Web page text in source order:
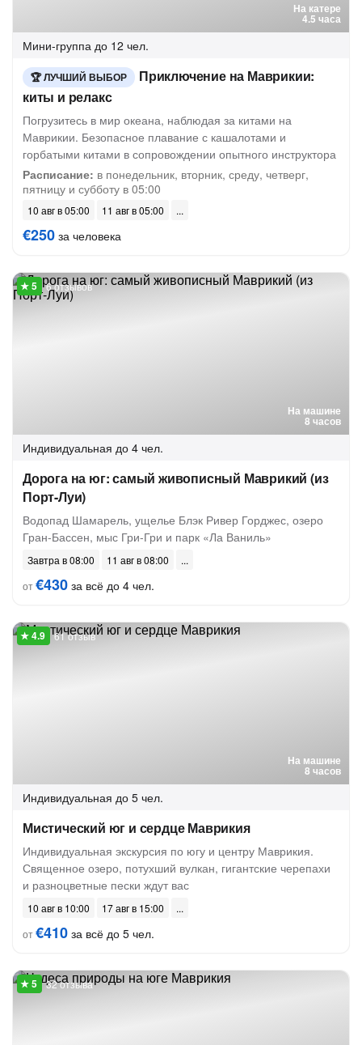
На катере
4.5 часа
Мини-группа до 12 чел.
ЛУЧШИЙ ВЫБОР
Приключение на Маврикии:
киты и релакс
Погрузитесь в мир океана, наблюдая за китами на
Маврикии. Безопасное плавание с кашалотами и
горбатыми китами в сопровождении опытного инструктора
Расписание: в понедельник, вторник, среду, четверг,
пятницу и субботу в 05:00
10 авг в 05:00 11 авг в 05:00
€250 за человека
На машине
8 часов
6 отзывов
Индивидуальная до 4 чел.
Дорога на юг: самый живописный Маврикий (из
Порт-Луи)
Водопад Шамарель, ущелье Блэк Ривер Горджес, озеро
Гран-Бассен, мыс Гри-Гри и парк «Ла Ваниль»
Завтра в 08:00
11 авг в 08:00
от€430 за всё до 4 чел.
На машине
8 часов
61 отзыв
Индивидуальная до 5 чел.
Мистический юг и сердце Маврикия
Индивидуальная экскурсия по югу и центру Маврикия.
Священное озеро, потухший вулкан, гигантские черепахи
и разноцветные пески ждут вас
10 авг в 10:00
17 авг в 15:00
от€410 за всё до 5 чел.
32 отзыва